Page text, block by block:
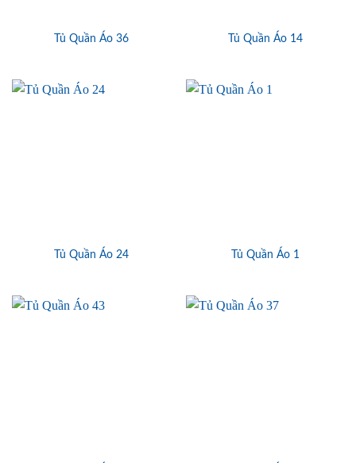
Tủ Quần Áo 36 Tủ Quần Áo 14
Tủ Quần Áo 24 Tủ Quần Áo 1